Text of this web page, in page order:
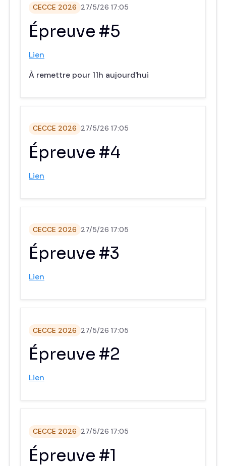
CECCE 2026 27/5/26 17:05
‍Épreuve #5
Lien
À remettre pour 11h aujourd'hui
CECCE 2026 27/5/26 17:05
‍Épreuve #4
Lien
CECCE 2026 27/5/26 17:05
‍Épreuve #3
Lien
CECCE 2026 27/5/26 17:05
‍Épreuve #2
Lien
CECCE 2026 27/5/26 17:05
‍Épreuve #1